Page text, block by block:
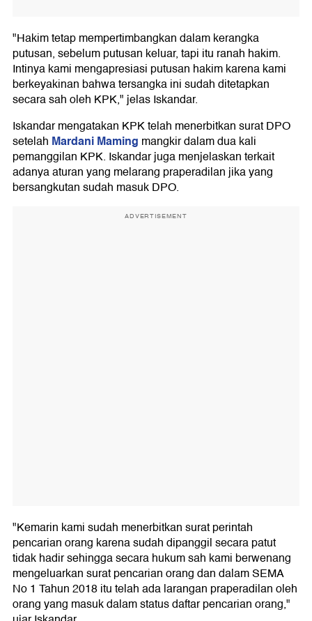
"Hakim tetap mempertimbangkan dalam kerangka
putusan, sebelum putusan keluar, tapi itu ranah hakim.
Intinya kami mengapresiasi putusan hakim karena kami
berkeyakinan bahwa tersangka ini sudah ditetapkan
secara sah oleh KPK," jelas Iskandar.
Iskandar mengatakan KPK telah menerbitkan surat DPO
setelah Mardani Maming mangkir dalam dua kali
pemanggilan KPK. Iskandar juga menjelaskan terkait
adanya aturan yang melarang praperadilan jika yang
bersangkutan sudah masuk DPO.
ADVERTISEMENT
"Kemarin kami sudah menerbitkan surat perintah
pencarian orang karena sudah dipanggil secara patut
tidak hadir sehingga secara hukum sah kami berwenang
mengeluarkan surat pencarian orang dan dalam SEMA
No 1 Tahun 2018 itu telah ada larangan praperadilan oleh
orang yang masuk dalam status daftar pencarian orang,"